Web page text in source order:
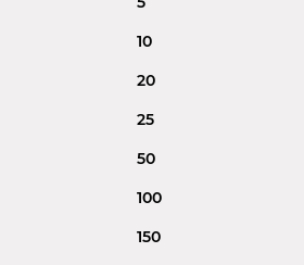
10
20
25
50
100
150